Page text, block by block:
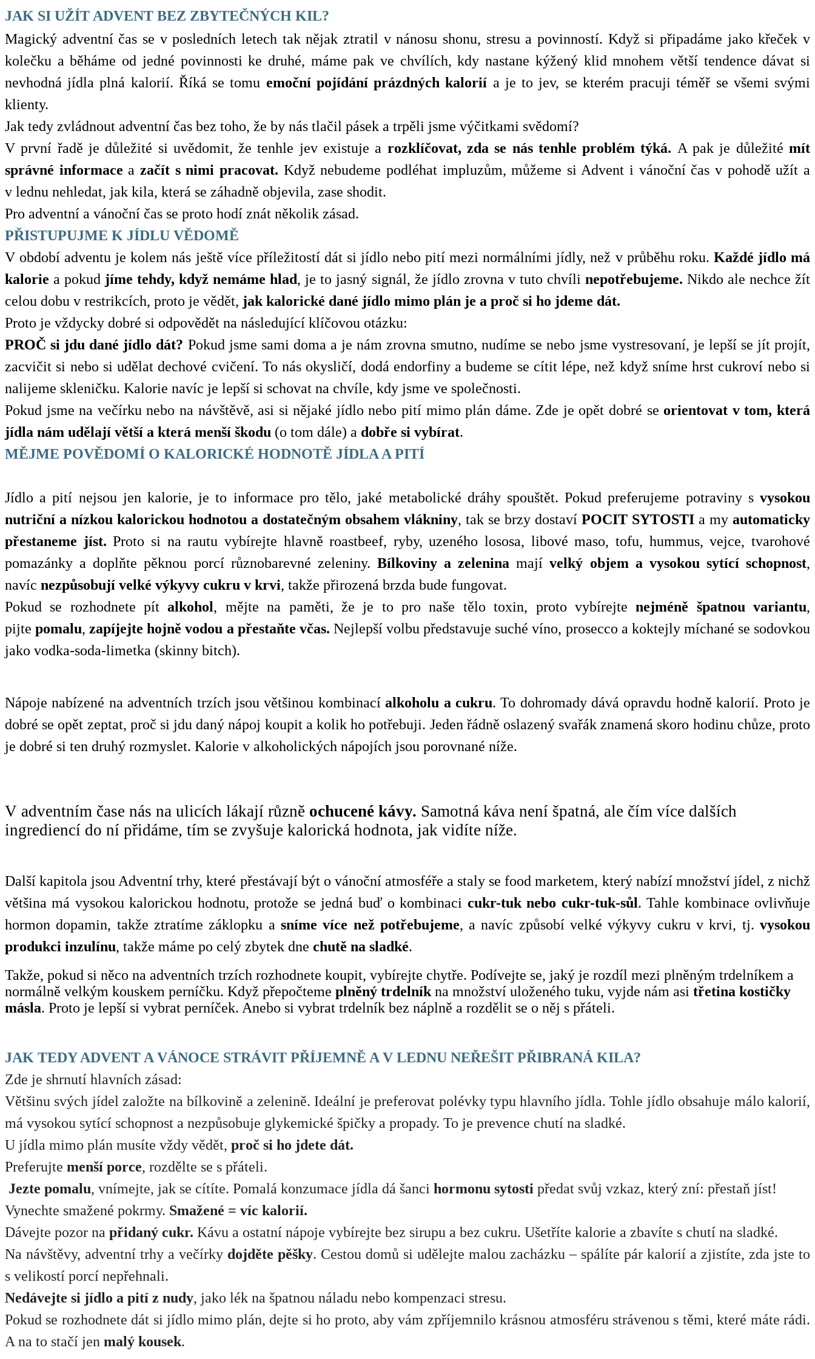
JAK SI UŽÍT ADVENT BEZ ZBYTEČNÝCH KIL?
Magický adventní čas se v posledních letech tak nějak ztratil v nánosu shonu, stresu a povinností. Když si připadáme jako křeček v
kolečku a běháme od jedné povinnosti ke druhé, máme pak ve chvílích, kdy nastane kýžený klid mnohem větší tendence dávat si
nevhodná jídla plná kalorií. Říká se tomu emoční pojídání prázdných kalorií a je to jev, se kterém pracuji téměř se všemi svými
klienty.
Jak tedy zvládnout adventní čas bez toho, že by nás tlačil pásek a trpěli jsme výčitkami svědomí?
V první řadě je důležité si uvědomit, že tenhle jev existuje a rozklíčovat, zda se nás tenhle problém týká. A pak je důležitémít
správné informace a začít s nimi pracovat. Když nebudeme podléhat impluzům, můžeme si Advent i vánoční čas v pohodě užít a
v lednu nehledat, jak kila, která se záhadně objevila, zase shodit.
Pro adventní a vánoční čas se proto hodí znát několik zásad.
PŘISTUPUJME K JÍDLU VĚDOMĚ
V období adventu je kolem nás ještě více příležitostí dát si jídlo nebo pití mezi normálními jídly, než v průběhu roku. Každé jídlo má
kalorie a pokud jíme tehdy, když nemáme hlad, je to jasný signál, že jídlo zrovna v tuto chvíli nepotřebujeme. Nikdo ale nechce žít
celou dobu v restrikcích, proto je vědět, jak kalorické dané jídlo mimo plán je a proč si ho jdeme dát.
Proto je vždycky dobré si odpovědět na následující klíčovou otázku:
PROČ si jdu dané jídlo dát? Pokud jsme sami doma a je nám zrovna smutno, nudíme se nebo jsme vystresovaní, je lepší se jít projít,
zacvičit si nebo si udělat dechové cvičení. To nás okysličí, dodá endorfiny a budeme se cítit lépe, než když sníme hrst cukroví nebo si
nalijeme skleničku. Kalorie navíc je lepší si schovat na chvíle, kdy jsme ve společnosti.
Pokud jsme na večírku nebo na návštěvě, asi si nějaké jídlo nebo pití mimo plán dáme. Zde je opět dobré se orientovat v tom, která
jídla nám udělají větší a která menší škodu (o tom dále) a dobře si vybírat.
MĚJME POVĚDOMÍ O KALORICKÉ HODNOTĚ JÍDLA A PITÍ
Jídlo a pití nejsou jen kalorie, je to informace pro tělo, jaké metabolické dráhy spouštět. Pokud preferujeme potraviny s vysokou
nutriční a nízkou kalorickou hodnotou a dostatečným obsahem vlákniny, tak se brzy dostaví POCIT SYTOSTI a my automaticky
přestaneme jíst. Proto si na rautu vybírejte hlavně roastbeef, ryby, uzeného lososa, libové maso, tofu, hummus, vejce, tvarohové
pomazánky a doplňte pěknou porcí různobarevné zeleniny. Bílkoviny a zelenina majívelký objem a vysokou sytící schopnost,
navíc nezpůsobují velké výkyvy cukru v krvi, takže přirozená brzda bude fungovat.
Pokud se rozhodnete pítalkohol, mějte na paměti, že je to pro naše tělo toxin, proto vybírejtenejméně špatnou variantu,
pijtepomalu, zapíjejte hojně vodou a přestaňte včas. Nejlepší volbu představuje suché víno, prosecco a koktejly míchané se sodovkou
jako vodka-soda-limetka (skinny bitch).
Nápoje nabízené na adventních trzích jsou většinou kombinacíalkoholu a cukru. To dohromady dává opravdu hodně kalorií. Proto je
dobré se opět zeptat, proč si jdu daný nápoj koupit a kolik ho potřebuji. Jeden řádně oslazený svařák znamená skoro hodinu chůze, proto
je dobré si ten druhý rozmyslet. Kalorie v alkoholických nápojích jsou porovnané níže.
V adventním čase nás na ulicích lákají různě ochucené kávy. Samotná káva není špatná, ale čím více dalších
ingrediencí do ní přidáme, tím se zvyšuje kalorická hodnota, jak vidíte níže.
Další kapitola jsou Adventní trhy, které přestávají být o vánoční atmosféře a staly se food marketem, který nabízí množství jídel, z nichž
většina má vysokou kalorickou hodnotu, protože se jedná buď o kombinaci cukr-tuk nebo cukr-tuk-sůl. Tahle kombinace ovlivňuje
hormon dopamin, takže ztratíme záklopku a sníme více než potřebujeme, a navíc způsobí velké výkyvy cukru v krvi, tj.vysokou
produkci inzulínu, takže máme po celý zbytek dne chutě na sladké.
Takže, pokud si něco na adventních trzích rozhodnete koupit, vybírejte chytře. Podívejte se, jaký je rozdíl mezi plněným trdelníkem a
normálně velkým kouskem perníčku. Když přepočteme plněný trdelník na množství uloženého tuku, vyjde nám asi třetina kostičky
másla. Proto je lepší si vybrat perníček. Anebo si vybrat trdelník bez náplně a rozdělit se o něj s přáteli.
JAK TEDY ADVENT A VÁNOCE STRÁVIT PŘÍJEMNĚ A V LEDNU NEŘEŠIT PŘIBRANÁ KILA?
Zde je shrnutí hlavních zásad:
Většinu svých jídel založte na bílkovině a zelenině. Ideální je preferovat polévky typu hlavního jídla. Tohle jídlo obsahuje málo kalorií,
má vysokou sytící schopnost a nezpůsobuje glykemické špičky a propady. To je prevence chutí na sladké.
U jídla mimo plán musíte vždy vědět, proč si ho jdete dát.
Preferujte menší porce, rozdělte se s přáteli.
Jezte pomalu, vnímejte, jak se cítíte. Pomalá konzumace jídla dá šanci hormonu sytosti předat svůj vzkaz, který zní: přestaň jíst!
Vynechte smažené pokrmy. Smažené = víc kalorií.
Dávejte pozor na přidaný cukr. Kávu a ostatní nápoje vybírejte bez sirupu a bez cukru. Ušetříte kalorie a zbavíte s chutí na sladké.
Na návštěvy, adventní trhy a večírky dojděte pěšky. Cestou domů si udělejte malou zacházku – spálíte pár kalorií a zjistíte, zda jste to
s velikostí porcí nepřehnali.
Nedávejte si jídlo a pití z nudy, jako lék na špatnou náladu nebo kompenzaci stresu.
Pokud se rozhodnete dát si jídlo mimo plán, dejte si ho proto, aby vám zpříjemnilo krásnou atmosféru strávenou s těmi, které máte rádi.
A na to stačí jen malý kousek.